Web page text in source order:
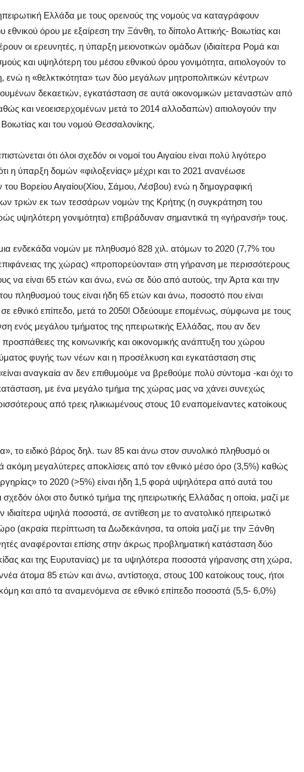
Ελλάδα με τους ορεινούς της νομούς να καταγράφουν
όρου με εξαίρεση την Ξάνθη, το δίπολο Αττικής- Βοιωτίας και
οι ερευνητές, η ύπαρξη μειονοτικών ομάδων (ιδιαίτερα Ρομά και
και υψηλότερη του μέσου εθνικού όρου γονιμότητα, αιτιολογούν το
η «θελκτικότητα» των δύο μεγάλων μητροπολιτικών κέντρων
δεκαετιών, εγκατάσταση σε αυτά οικονομικών μεταναστών από
και νεοεισερχομένων μετά το 2014 αλλοδαπών) αιτιολογούν την
και του νομού Θεσσαλονίκης.
ότι όλοι σχεδόν οι νομοί του Αιγαίου είναι πολύ λιγότερο
η ύπαρξη δομών «φιλοξενίας» μέχρι και το 2021 ανανέωσε
Βορείου Αιγαίου(Χίου, Σάμου, Λέσβου) ενώ η δημογραφική
των τριών εκ των τεσσάρων νομών της Κρήτης (η συγκράτηση του
υψηλότερη γονιμότητα) επιβράδυναν σημαντικά τη «γήρανσή» τους.
ενδεκάδα νομών με πληθυσμό 828 χιλ. ατόμων το 2020 (7,7% του
της χώρας) «προπορεύονται» στη γήρανση με περισσότερους
να είναι 65 ετών και άνω, ενώ σε δύο από αυτούς, την Άρτα και την
πληθυσμού τους είναι ήδη 65 ετών και άνω, ποσοστό που είναι
εθνικό επίπεδο, μετά το 2050! Οδεύουμε επομένως, σύμφωνα με τους
ενός μεγάλου τμήματος της ηπειρωτικής Ελλάδας, που αν δεν
της κοινωνικής και οικονομικής ανάπτυξη του χώρου
φυγής των νέων και η προσέλκυση και εγκατάσταση στις
αναγκαία αν δεν επιθυμούμε να βρεθούμε πολύ σύντομα -και όχι το
με ένα μεγάλο τμήμα της χώρας μας να χάνει συνεχώς
από τρεις ηλικιωμένους στους 10 εναπομείναντες κατοίκους
το ειδικό βάρος δηλ. των 85 και άνω στον συνολικό πληθυσμό οι
ακόμη μεγαλύτερες αποκλίσεις από τον εθνικό μέσο όρο (3,5%) καθώς
το 2020 (>5%) είναι ήδη 1,5 φορά υψηλότερα από αυτά του
σχεδόν όλοι στο δυτικό τμήμα της ηπειρωτικής Ελλάδας η οποία, μαζί με
υψηλά ποσοστά, σε αντίθεση με το ανατολικό ηπειρωτικό
(ακραία περίπτωση τα Δωδεκάνησα, τα οποία μαζί με την Ξάνθη
αναφέρονται επίσης στην άκρως προβληματική κατάσταση δύο
και της Ευρυτανίας) με τα υψηλότερα ποσοστά γήρανσης στη χώρα,
άτομα 85 ετών και άνω, αντίστοιχα, στους 100 κατοίκους τους, ήτοι
και από τα αναμενόμενα σε εθνικό επίπεδο ποσοστά (5,5- 6,0%)